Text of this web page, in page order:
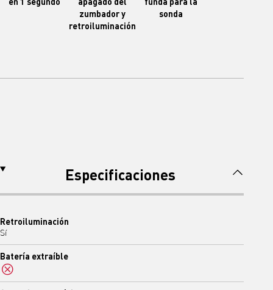
zumbador y
retroiluminación
sonda
Especificaciones
Retroiluminación
Sí
Batería extraíble
No